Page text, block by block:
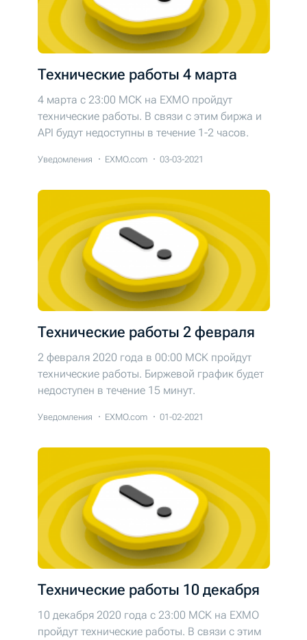
Технические работы 4 марта
4 марта с 23:00 МСК на EXMO пройдут
технические работы. В связи с этим биржа и
API будут недоступны в течение 1-2 часов.
Уведомления EXMO.com 03-03-2021
Технические работы 2 февраля
2 февраля 2020 года в 00:00 МСК пройдут
технические работы. Биржевой график будет
недоступен в течение 15 минут.
Уведомления EXMO.com 01-02-2021
Технические работы 10 декабря
10 декабря 2020 года с 23:00 МСК на EXMO
пройдут технические работы. В связи с этим